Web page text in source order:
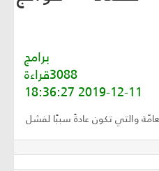
برامج
3088قراءة
2019-12-11 18:36:27
والتي تكون عادةً سببًا لفشل